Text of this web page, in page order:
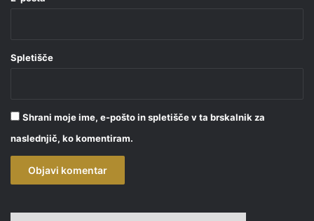
Spletišče
Shrani moje ime, e-pošto in spletišče v ta brskalnik za
naslednjič, ko komentiram.